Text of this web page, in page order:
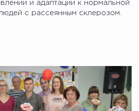
и адаптации к нормальной
с рассеянным склерозом.